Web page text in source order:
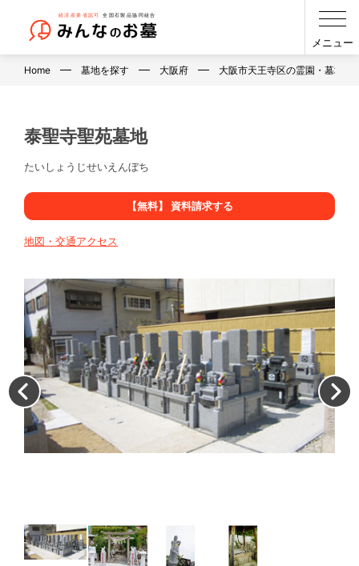
メニュー
Home 墓地を探す 大阪府 大阪市天王寺区の霊園・墓地・
泰聖寺聖苑墓地
たいしょうじせいえんぼち
【無料】 資料請求する
地図・交通アクセス